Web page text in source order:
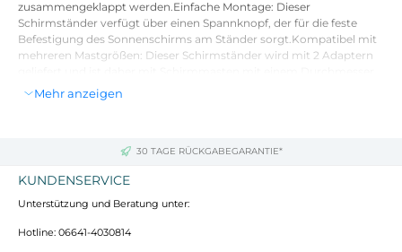
zusammengeklappt werden.Einfache Montage: Dieser
Schirmständer verfügt über einen Spannknopf, der für die feste
Befestigung des Sonnenschirms am Ständer sorgt.Kompatibel mit
mehreren Mastgrößen: Dieser Schirmständer wird mit 2 Adaptern
von 38 und 48 mm kompatibel.
Farbe: Schwarz
Material: Granit
Gewicht (pro Stück): 14 kg
Sonnenschirmständer:
Mehr anzeigen
30 TAGE RÜCKGABEGARANTIE*
KUNDENSERVICE
Unterstützung und Beratung unter:
Hotline: 06641-4030814